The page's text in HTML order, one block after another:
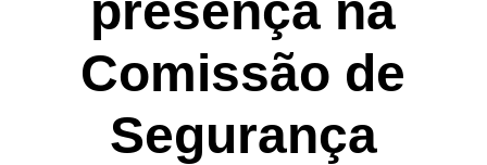
Comissão de
Segurança